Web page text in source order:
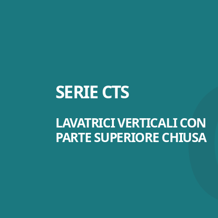
SERIE CTS
LAVATRICI VERTICALI CON
PARTE SUPERIORE CHIUSA